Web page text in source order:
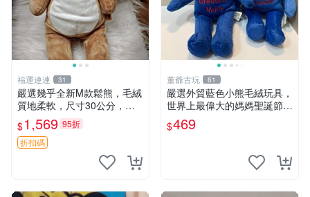
福運連連 31
嚴選幾乎全新M款鬆熊，毛絨
質地柔軟，尺寸30公分，做
工精緻可愛，適合收藏或贈送
親友。中古使用痕跡，手感依
然優良。 鬆熊 嬰熊 毛玩偶
$1,569 95折
折扣碼
董爺古玩 61
嚴選外貿藍色小熊毛絨玩具，
世界上最偉大的媽媽聖誕節推
薦禮物 五角星 兒童玩具 母親
節
$469